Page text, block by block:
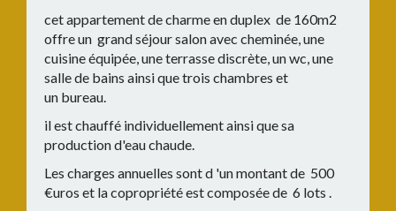
cet appartement de charme en duplex de 160m2
offre un grand séjour salon avec cheminée, une
cuisine équipée, une terrasse discrète, un wc, une
salle de bains ainsi que trois chambres et
un bureau.
il est chauffé individuellement ainsi que sa
production d'eau chaude.
Les charges annuelles sont d 'un montant de 500
€uros et la copropriété est composée de 6 lots .